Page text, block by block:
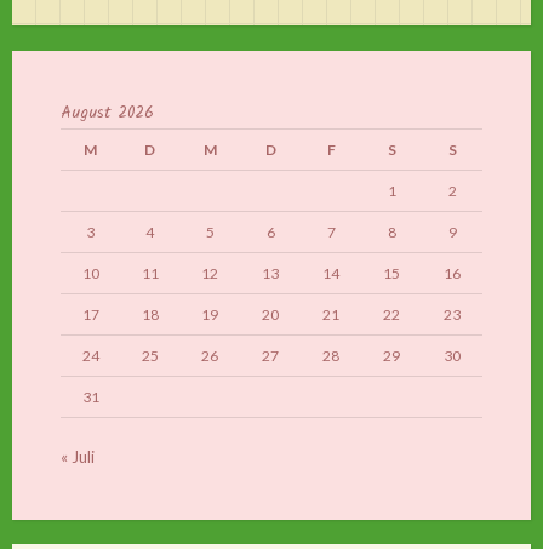
August 2026
M D M D F S S
1 2
3 4 5 6 7 8 9
10 11 12 13 14 15 16
17 18 19 20 21 22 23
24 25 26 27 28 29 30
31
« Juli